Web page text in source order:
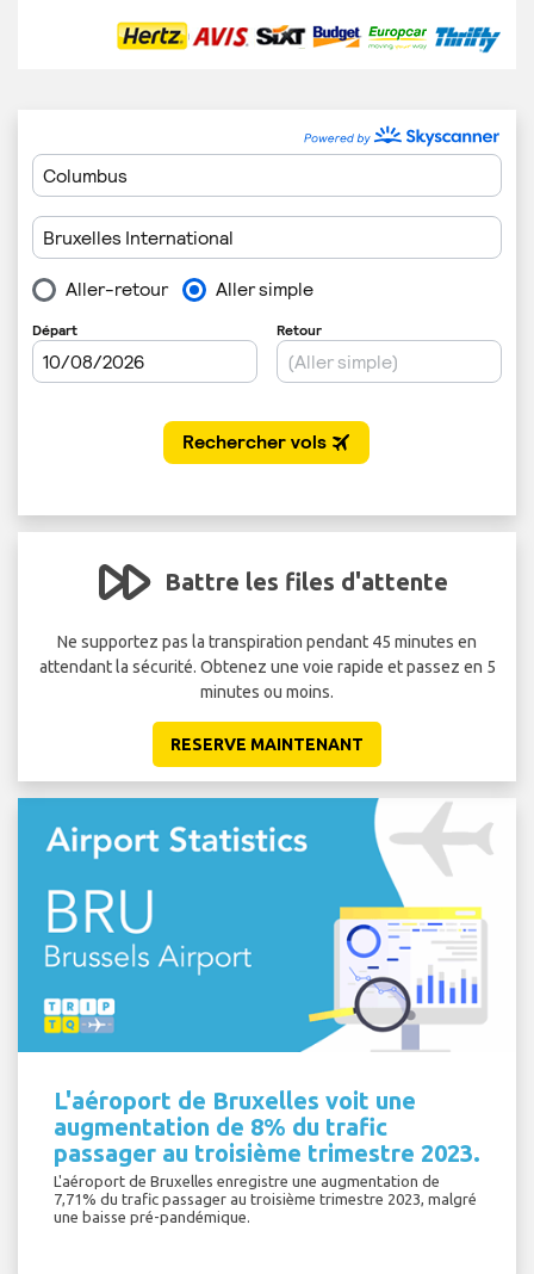
Battre les files d'attente
Ne supportez pas la transpiration pendant 45 minutes en
attendant la sécurité. Obtenez une voie rapide et passez en 5
minutes ou moins.
RESERVE MAINTENANT
L'aéroport de Bruxelles voit une
augmentation de 8% du trafic
passager au troisième trimestre 2023.
L'aéroport de Bruxelles enregistre une augmentation de
7,71% du trafic passager au troisième trimestre 2023, malgré
une baisse pré-pandémique.